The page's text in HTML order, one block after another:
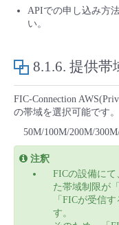
APIでの申し込み方
い。
8.1.6. 提供帯
FIC-Connection
の帯域を選択可能です。
50M/100M/200M/
注釈
FICの設備に
た帯域制限が
「FICが受信
す。